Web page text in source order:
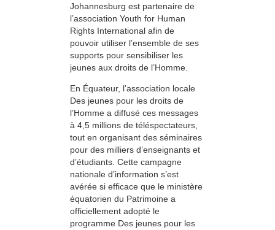
Johannesburg est partenaire de
l’association Youth for Human
Rights International afin de
pouvoir utiliser l’ensemble de ses
supports pour sensibiliser les
jeunes aux droits de l’Homme.
En Équateur, l’association locale
Des jeunes pour les droits de
l’Homme a diffusé ces messages
à 4,5 millions de téléspectateurs,
tout en organisant des séminaires
pour des milliers d’enseignants et
d’étudiants. Cette campagne
nationale d’information s’est
avérée si efficace que le ministère
équatorien du Patrimoine a
officiellement adopté le
programme Des jeunes pour les